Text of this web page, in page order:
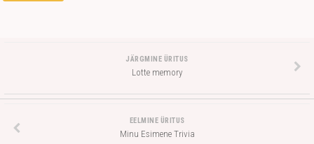
JÄRGMINE ÜRITUS
Lotte memory
EELMINE ÜRITUS
Minu Esimene Trivia